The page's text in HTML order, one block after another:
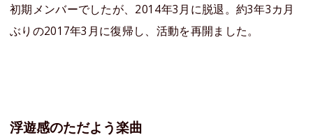
初期メンバーでしたが、2014年3月に脱退。約3年3カ月
ぶりの2017年3月に復帰し、活動を再開ました。
浮遊感のただよう楽曲